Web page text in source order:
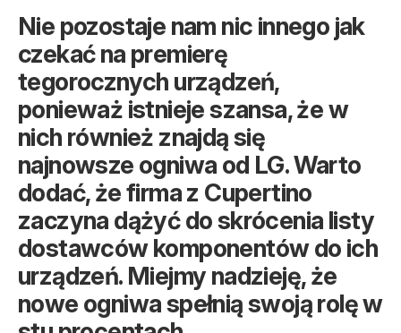
Nie pozostaje nam nic innego jak
czekać na premierę
tegorocznych urządzeń,
ponieważ istnieje szansa, że w
nich również znajdą się
najnowsze ogniwa od LG. Warto
dodać, że firma z Cupertino
zaczyna dążyć do skrócenia listy
dostawców komponentów do ich
urządzeń. Miejmy nadzieję, że
nowe ogniwa spełnią swoją rolę w